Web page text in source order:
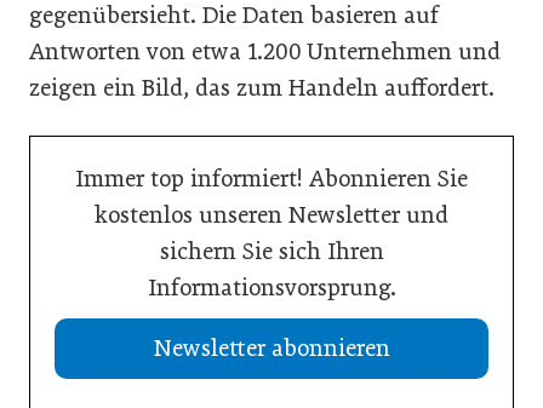
gegenübersieht. Die Daten basieren auf
Antworten von etwa 1.200 Unternehmen und
zeigen ein Bild, das zum Handeln auffordert.
Immer top informiert! Abonnieren Sie
kostenlos unseren Newsletter und
sichern Sie sich Ihren
Informationsvorsprung.
Newsletter abonnieren